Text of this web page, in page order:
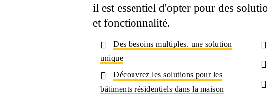
il est essentiel d'opter pour des
et fonctionnalité.
Des besoins multiples, une solution
unique
Découvrez les solutions pour les
bâtiments résidentiels dans la maison